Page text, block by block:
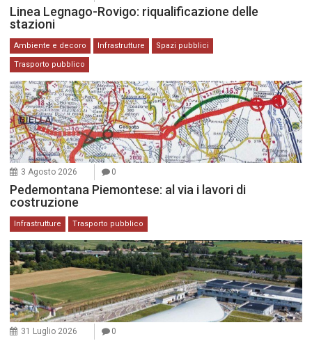
Linea Legnago-Rovigo: riqualificazione delle
stazioni
Ambiente e decoro Infrastrutture Spazi pubblici
Trasporto pubblico
3 Agosto 2026 0
Pedemontana Piemontese: al via i lavori di
costruzione
Infrastrutture Trasporto pubblico
31 Luglio 2026 0